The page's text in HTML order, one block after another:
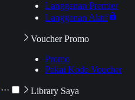
···
Langganan Premier
Langganan Aktif
Voucher Promo
Promo
Pakai Kode Voucher
Library Saya